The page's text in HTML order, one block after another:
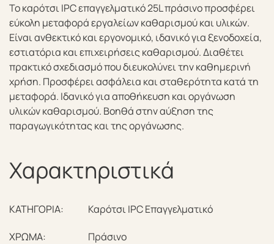
Το καρότσι IPC επαγγελματικό 25L πράσινο προσφέρει
εύκολη μεταφορά εργαλείων καθαρισμού και υλικών.
Είναι ανθεκτικό και εργονομικό, ιδανικό για ξενοδοχεία,
εστιατόρια και επιχειρήσεις καθαρισμού. Διαθέτει
πρακτικό σχεδιασμό που διευκολύνει την καθημερινή
χρήση. Προσφέρει ασφάλεια και σταθερότητα κατά τη
μεταφορά. Ιδανικό για αποθήκευση και οργάνωση
υλικών καθαρισμού. Βοηθά στην αύξηση της
παραγωγικότητας και της οργάνωσης.
Χαρακτηριστικά
ΚΑΤΗΓΟΡΙΑ: Καρότσι IPC Επαγγελματικό
ΧΡΩΜΑ: Πράσινο